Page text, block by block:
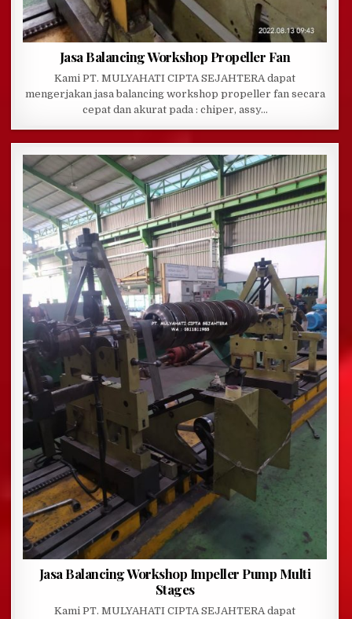
Jasa Balancing Workshop Propeller Fan
Kami PT. MULYAHATI CIPTA SEJAHTERA dapat
mengerjakan jasa balancing workshop propeller fan secara
cepat dan akurat pada : chiper, assy…
Jasa Balancing Workshop Impeller Pump Multi
Stages
Kami PT. MULYAHATI CIPTA SEJAHTERA dapat